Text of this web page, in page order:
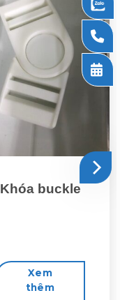
Khóa buckle
Xem
thêm